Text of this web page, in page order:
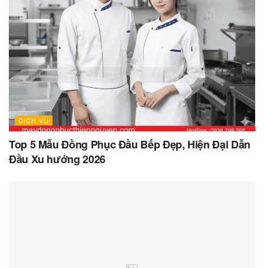
DỊCH VỤ
Top 5 Mẫu Đồng Phục Đầu Bếp Đẹp, Hiện Đại Dẫn
Đầu Xu hướng 2026